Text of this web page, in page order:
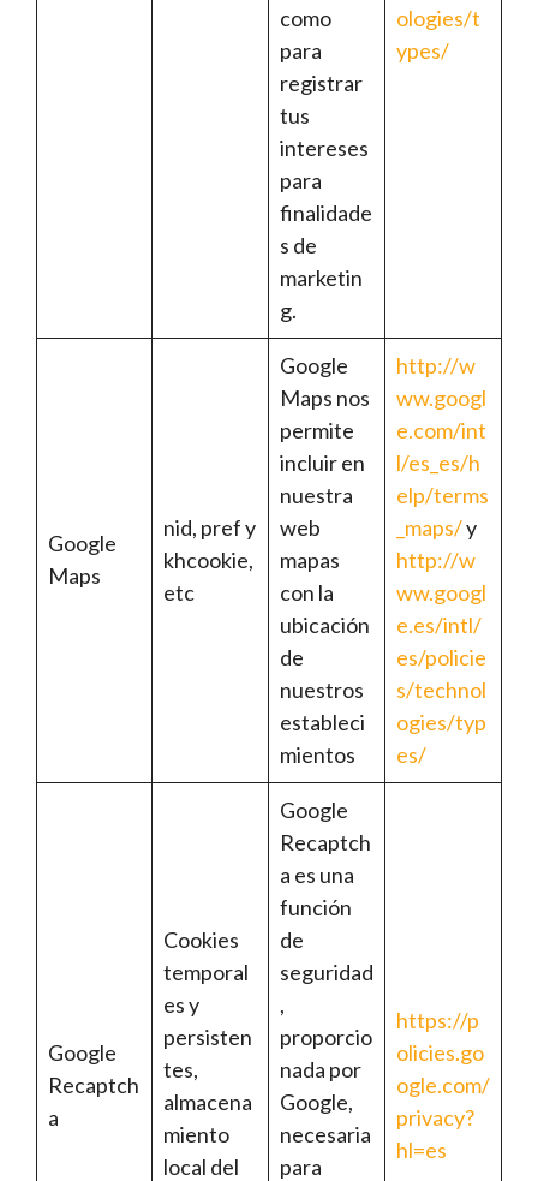
como
para
registrar
tus
intereses
para
finalidade
s de
marketin
g.
ologies/t
ypes/
Google
Maps
nid, pref y
khcookie,
etc
Google
Maps nos
permite
incluir en
nuestra
web
mapas
con la
ubicación
de
nuestros
estableci
mientos
http://w
ww.googl
e.com/int
l/es_es/h
elp/terms
_maps/y
http://w
ww.googl
e.es/intl/
es/policie
s/technol
ogies/typ
es/
Google
Recaptch
a
Cookies
temporal
es y
persisten
tes,
almacena
miento
local del
Google
Recaptch
a es una
función
de
seguridad
,
proporcio
nada por
Google,
necesaria
para
https://p
olicies.go
ogle.com/
privacy?
hl=es